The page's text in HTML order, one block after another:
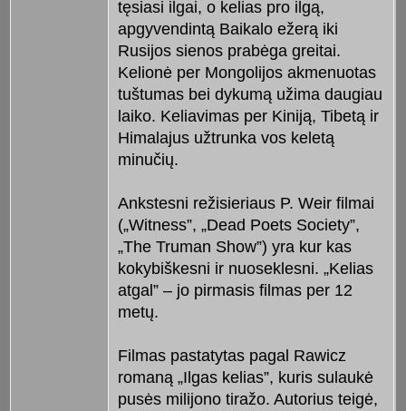
tęsiasi ilgai, o kelias pro ilgą,
apgyvendintą Baikalo ežerą iki
Rusijos sienos prabėga greitai.
Kelionė per Mongolijos akmenuotas
tuštumas bei dykumą užima daugiau
laiko. Keliavimas per Kiniją, Tibetą ir
Himalajus užtrunka vos keletą
minučių.
Ankstesni režisieriaus P. Weir filmai
(„Witness”, „Dead Poets Society”,
„The Truman Show”) yra kur kas
kokybiškesni ir nuoseklesni. „Kelias
atgal” – jo pirmasis filmas per 12
metų.
Filmas pastatytas pagal Rawicz
romaną „Ilgas kelias”, kuris sulaukė
pusės milijono tiražo. Autorius teigė,